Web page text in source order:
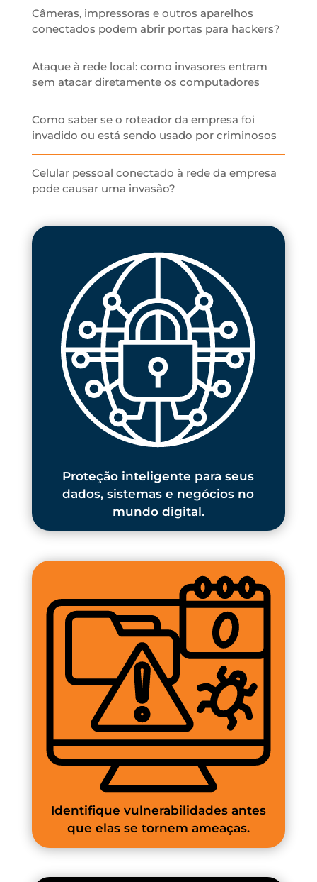
Câmeras, impressoras e outros aparelhos
conectados podem abrir portas para hackers?
Ataque à rede local: como invasores entram
sem atacar diretamente os computadores
Como saber se o roteador da empresa foi
invadido ou está sendo usado por criminosos
Celular pessoal conectado à rede da empresa
pode causar uma invasão?
Proteção inteligente para seus
dados, sistemas e negócios no
mundo digital.
Identifique vulnerabilidades antes
que elas se tornem ameaças.